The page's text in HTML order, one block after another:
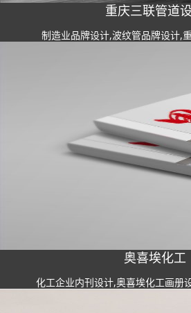
重庆三联管道
制造业品牌设计,波纹管品牌设计,
奥喜埃化工
化工企业内刊设计,奥喜埃化工画册